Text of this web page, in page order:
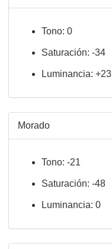
Tono: 0
Saturación: -34
Luminancia: +23
Morado
Tono: -21
Saturación: -48
Luminancia: 0